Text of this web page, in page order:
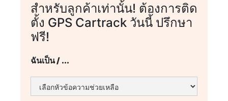
สำหรับลูกค้าเท่านั้น! ต้องการติด
ตั้ง GPS Cartrack วันนี้ ปรึกษา
ฟรี!
ฉันเป็น / ...